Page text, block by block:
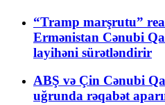
“Tramp marşrutu”
Ermənistan Cənubi
layihəni sürətləndirir
ABŞ və Çin Cənubi
uğrunda rəqabət